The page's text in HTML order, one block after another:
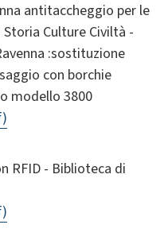
antitaccheggio per le
Culture Civiltà -
:sostituzione
con borchie
modello 3800
RFID - Biblioteca di